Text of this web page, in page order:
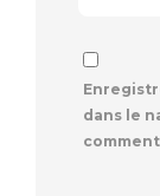
dans le